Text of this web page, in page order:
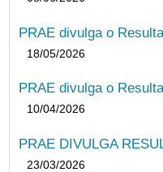
PRAE divulga o
18/05/2026
PRAE divulga o
10/04/2026
PRAE DIVULGA
23/03/2026